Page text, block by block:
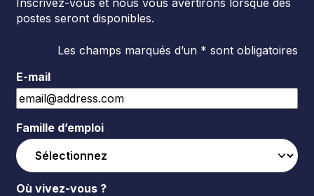
Inscrivez-vous et nous vous avertirons lorsque des
postes seront disponibles.
Les champs marqués d’un * sont obligatoires
E-mail
Famille d’emploi
Où vivez-vous ?